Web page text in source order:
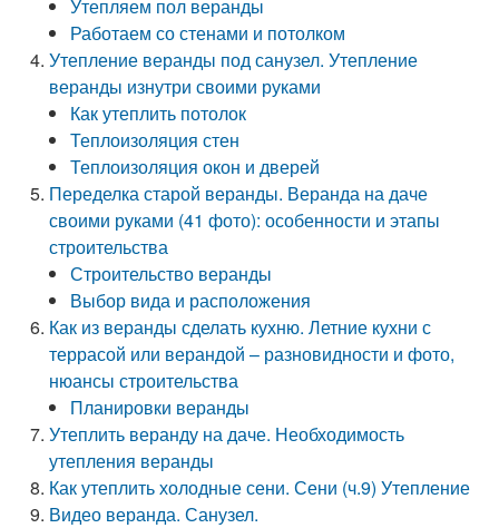
Утепляем пол веранды
Работаем со стенами и потолком
Утепление веранды под санузел. Утепление
веранды изнутри своими руками
Как утеплить потолок
Теплоизоляция стен
Теплоизоляция окон и дверей
Переделка старой веранды. Веранда на даче
своими руками (41 фото): особенности и этапы
строительства
Строительство веранды
Выбор вида и расположения
Как из веранды сделать кухню. Летние кухни с
террасой или верандой – разновидности и фото,
нюансы строительства
Планировки веранды
Утеплить веранду на даче. Необходимость
утепления веранды
Как утеплить холодные сени. Сени (ч.9) Утепление
Видео веранда. Санузел.